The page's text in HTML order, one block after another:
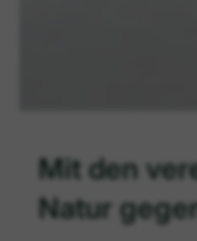
Mit den
Natur